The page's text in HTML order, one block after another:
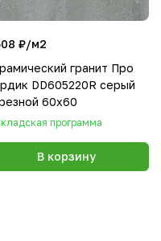
₽/м2
гранит Про
DD605220R серый
60x60
программа
В корзину